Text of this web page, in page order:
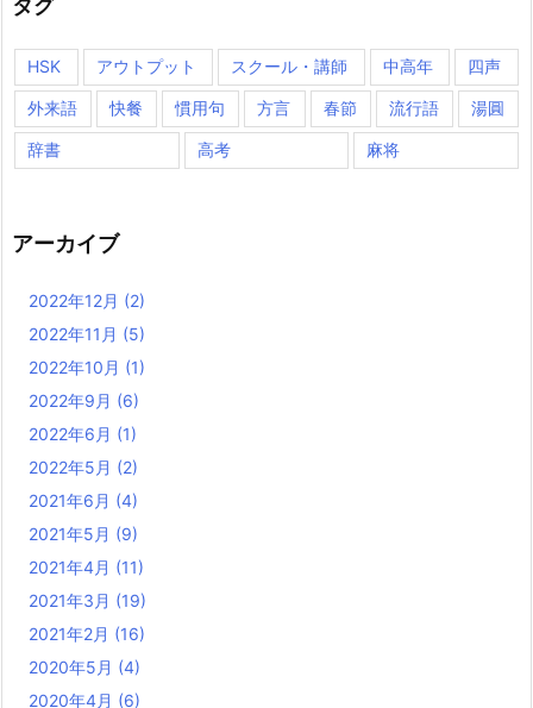
タグ
HSK アウトプット スクール・講師 中高年 四声
外来語 快餐 慣用句 方言 春節 流行語 湯圓
辞書 高考 麻将
アーカイブ
2022年12月 (2)
2022年11月 (5)
2022年10月 (1)
2022年9月 (6)
2022年6月 (1)
2022年5月 (2)
2021年6月 (4)
2021年5月 (9)
2021年4月 (11)
2021年3月 (19)
2021年2月 (16)
2020年5月 (4)
2020年4月 (6)